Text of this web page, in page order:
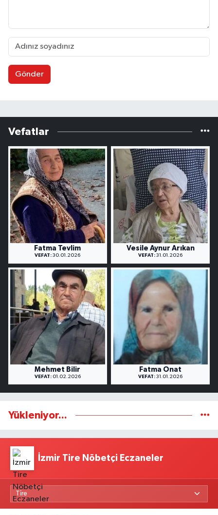
Gönder
Vefatlar
Fatma Tevlim
VEFAT: 30.01.2026
Vesile Aynur Arıkan
VEFAT: 31.01.2026
Mehmet Bilir
VEFAT:01.02.2026
Fatma Onat
VEFAT: 31.01.2026
Yükleniyor...
İzmir Tire Nöbetçi Eczaneler